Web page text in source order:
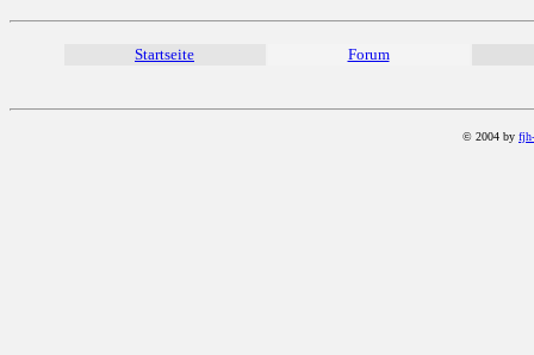
Startseite Forum
© 2004 by